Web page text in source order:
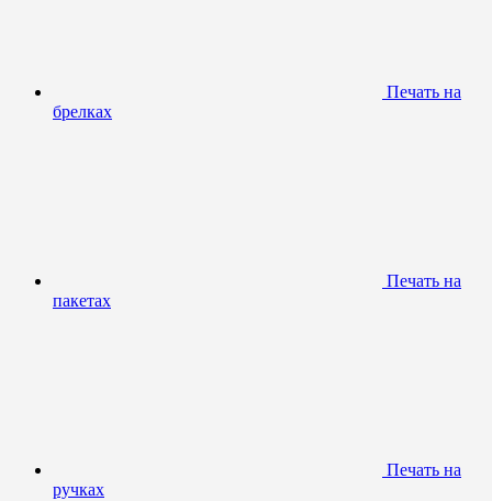
Печать на
брелках
Печать на
пакетах
Печать на
ручках